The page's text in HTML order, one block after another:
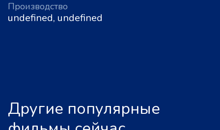
Производство
undefined, undefined
Другие популярные